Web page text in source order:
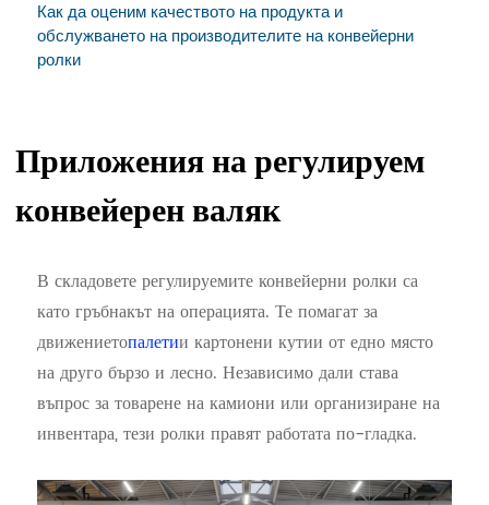
Как да оценим качеството на продукта и
обслужването на производителите на конвейерни
ролки
Приложения на регулируем
конвейерен валяк
В складовете регулируемите конвейерни ролки са
като гръбнакът на операцията. Те помагат за
движениетопалетии картонени кутии от едно място
на друго бързо и лесно. Независимо дали става
въпрос за товарене на камиони или организиране на
инвентара, тези ролки правят работата по-гладка.